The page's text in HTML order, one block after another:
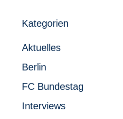
Kategorien
Aktuelles
Berlin
FC Bundestag
Interviews